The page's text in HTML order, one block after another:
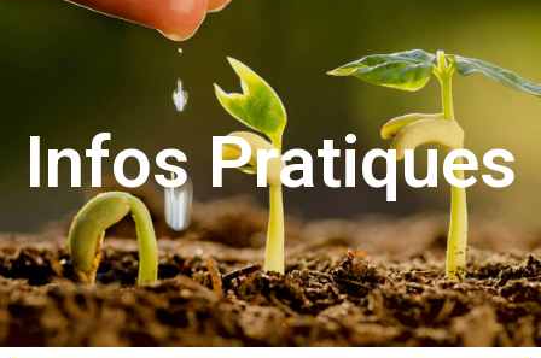
Infos Pratiques